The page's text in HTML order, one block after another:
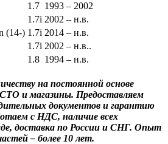
1.7 1993 – 2002
1.7i 2002 – н.в.
(14-) 1.7i 2014 – н.в.
1.7i 2002 – н.в..
1.8 1994 – н.в.
на постоянной основе
и магазины. Предоставляем
документов и гарантию
с НДС, наличие всех
доставка по России и СНГ. Опыт
– более 10 лет.